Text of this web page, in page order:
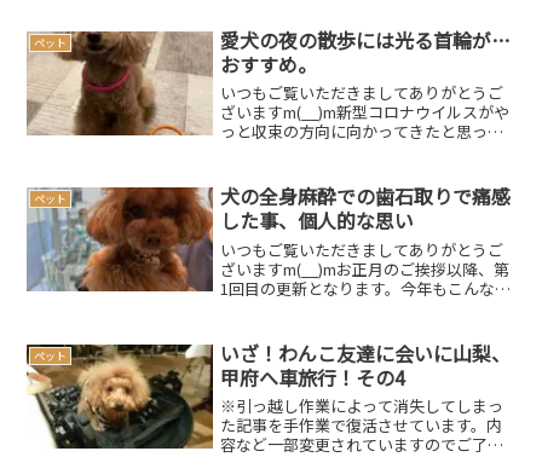
示くださいませm(__)mいざ！わんこ友達
に会いに甲府へ車旅...
ペット
愛犬の夜の散歩には光る首輪が…
おすすめ。
いつもご覧いただきましてありがとうご
ざいますm(__)m新型コロナウイルスがや
っと収束の方向に向かってきたと思って
び感染の拡大が懸念されています。収束
までにはまだもう少...
ペット
犬の全身麻酔での歯石取りで痛感
した事、個人的な思い
いつもご覧いただきましてありがとうご
ざいますm(__)mお正月のご挨拶以降、第
1回目の更新となります。今年もこんなペ
しぇりの歯の状態を診てもらう為に、犬
の歯医者さんに行...
ペット
いざ！わんこ友達に会いに山梨、
甲府へ車旅行！その4
※引っ越し作業によって消失してしまっ
た記事を手作業で復活させています。内
容など一部変更されていますのでご了承